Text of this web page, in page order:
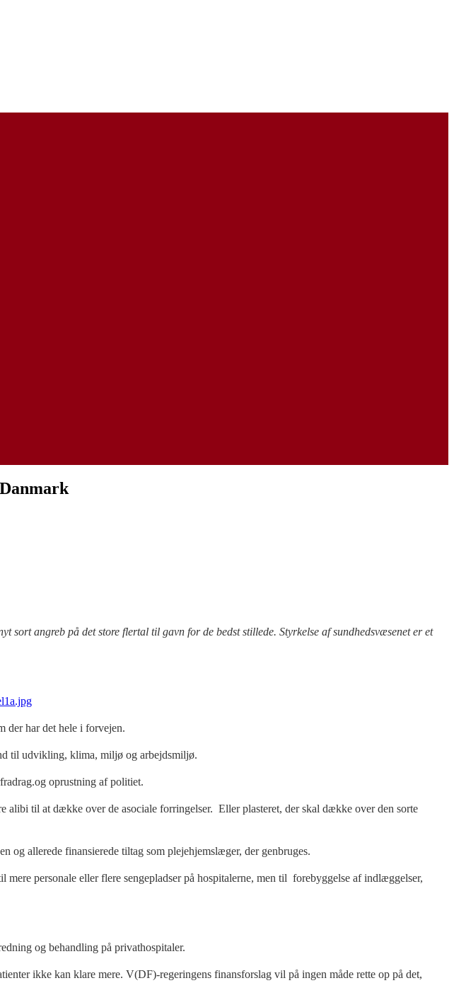
angreb på det store flertal til gavn for de bedst stillede. Styrkelse af sundhedsvæsenet er et
der har det hele i forvejen.
til udvikling, klima, miljø og arbejdsmiljø.
oprustning af politiet.
til at dække over de asociale forringelser. Eller plasteret, der skal dække over den sorte
og allerede finansierede tiltag som plejehjemslæger, der genbruges.
personale eller flere sengepladser på hospitalerne, men til forebyggelse af indlæggelser,
og behandling på privathospitaler.
ikke kan klare mere. V(DF)-regeringens finansforslag vil på ingen måde rette op på det,